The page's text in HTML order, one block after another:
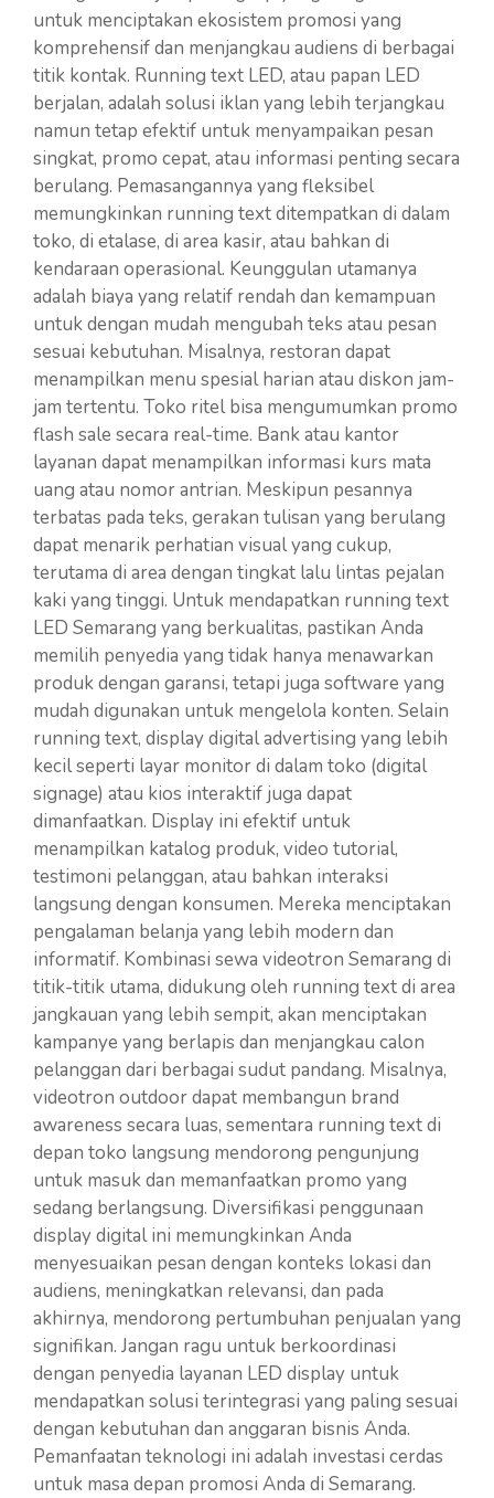
untuk menciptakan ekosistem promosi yang
komprehensif dan menjangkau audiens di berbagai
titik kontak. Running text LED, atau papan LED
berjalan, adalah solusi iklan yang lebih terjangkau
namun tetap efektif untuk menyampaikan pesan
singkat, promo cepat, atau informasi penting secara
berulang. Pemasangannya yang fleksibel
memungkinkan running text ditempatkan di dalam
toko, di etalase, di area kasir, atau bahkan di
kendaraan operasional. Keunggulan utamanya
adalah biaya yang relatif rendah dan kemampuan
untuk dengan mudah mengubah teks atau pesan
sesuai kebutuhan. Misalnya, restoran dapat
menampilkan menu spesial harian atau diskon jam-
jam tertentu. Toko ritel bisa mengumumkan promo
flash sale secara real-time. Bank atau kantor
layanan dapat menampilkan informasi kurs mata
uang atau nomor antrian. Meskipun pesannya
terbatas pada teks, gerakan tulisan yang berulang
dapat menarik perhatian visual yang cukup,
terutama di area dengan tingkat lalu lintas pejalan
kaki yang tinggi. Untuk mendapatkan running text
LED Semarang yang berkualitas, pastikan Anda
memilih penyedia yang tidak hanya menawarkan
produk dengan garansi, tetapi juga software yang
mudah digunakan untuk mengelola konten. Selain
running text, display digital advertising yang lebih
kecil seperti layar monitor di dalam toko (digital
signage) atau kios interaktif juga dapat
dimanfaatkan. Display ini efektif untuk
menampilkan katalog produk, video tutorial,
testimoni pelanggan, atau bahkan interaksi
langsung dengan konsumen. Mereka menciptakan
pengalaman belanja yang lebih modern dan
informatif. Kombinasi sewa videotron Semarang di
titik-titik utama, didukung oleh running text di area
jangkauan yang lebih sempit, akan menciptakan
kampanye yang berlapis dan menjangkau calon
pelanggan dari berbagai sudut pandang. Misalnya,
videotron outdoor dapat membangun brand
awareness secara luas, sementara running text di
depan toko langsung mendorong pengunjung
untuk masuk dan memanfaatkan promo yang
sedang berlangsung. Diversifikasi penggunaan
display digital ini memungkinkan Anda
menyesuaikan pesan dengan konteks lokasi dan
audiens, meningkatkan relevansi, dan pada
akhirnya, mendorong pertumbuhan penjualan yang
signifikan. Jangan ragu untuk berkoordinasi
dengan penyedia layanan LED display untuk
mendapatkan solusi terintegrasi yang paling sesuai
dengan kebutuhan dan anggaran bisnis Anda.
Pemanfaatan teknologi ini adalah investasi cerdas
untuk masa depan promosi Anda di Semarang.